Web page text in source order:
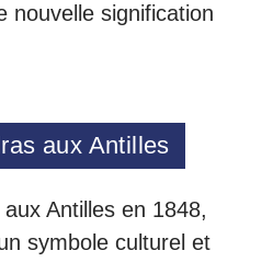
nouvelle signification
aux Antilles
Antilles en 1848,
symbole culturel et